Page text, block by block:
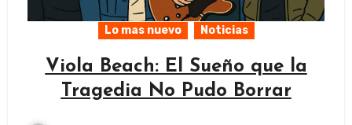
Lo mas nuevo Noticias
Viola Beach: El Sueño que la
Tragedia No Pudo Borrar